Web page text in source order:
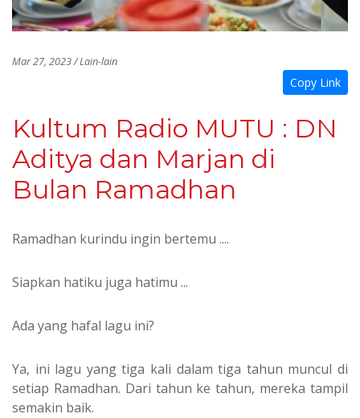
Mar 27, 2023 / Lain-lain
Copy Link
Kultum Radio MUTU : DN
Aditya dan Marjan di
Bulan Ramadhan
Ramadhan kurindu ingin bertemu ....
Siapkan hatiku juga hatimu ...
Ada yang hafal lagu ini?
Ya, ini lagu yang tiga kali dalam tiga tahun muncul di
setiap Ramadhan. Dari tahun ke tahun, mereka tampil
semakin baik.